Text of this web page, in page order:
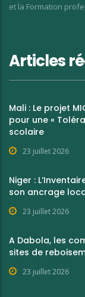
et la Formation
Articles
Mali : Le projet
pour une «
scolaire
23 juillet 2026
Niger :
son ancrage
23 juillet 2026
A Dabola, les
sites de
23 juillet 2026